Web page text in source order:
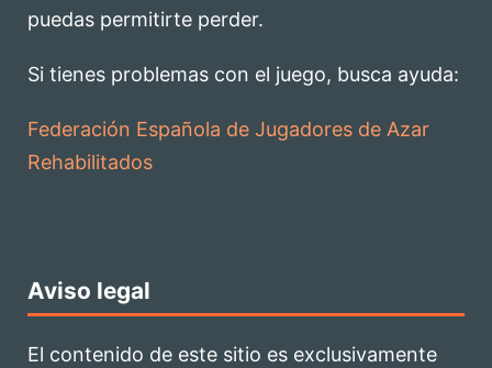
puedas permitirte perder.
Si tienes problemas con el juego, busca ayuda:
Federación Española de Jugadores de Azar
Rehabilitados
Aviso legal
El contenido de este sitio es exclusivamente